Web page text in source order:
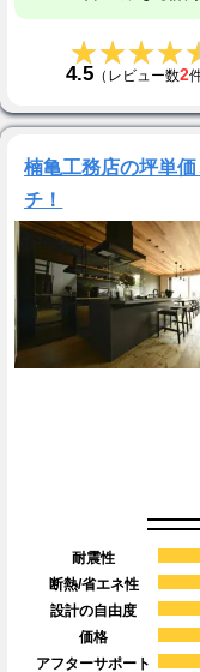
4.5（レビュー数2
楠亀工務店の坪単
チ！
耐震性
断熱/省エネ性
設計の自由度
価格
アフターサポート